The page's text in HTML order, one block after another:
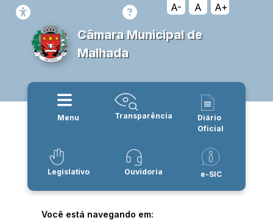
A- A A+
Câmara Municipal de
Malhada
Menu Transparência
Diário
Oficial
Legislativo Ouvidoria e-SIC
Você está navegando em: